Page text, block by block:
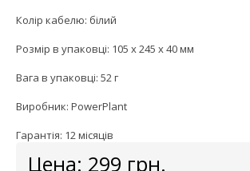
Колір кабелю: білий
Розмір в упаковці: 105 x 245 x 40 мм
Вага в упаковці: 52 г
Виробник: PowerPlant
Гарантія: 12 місяців
Цена: 299 грн.